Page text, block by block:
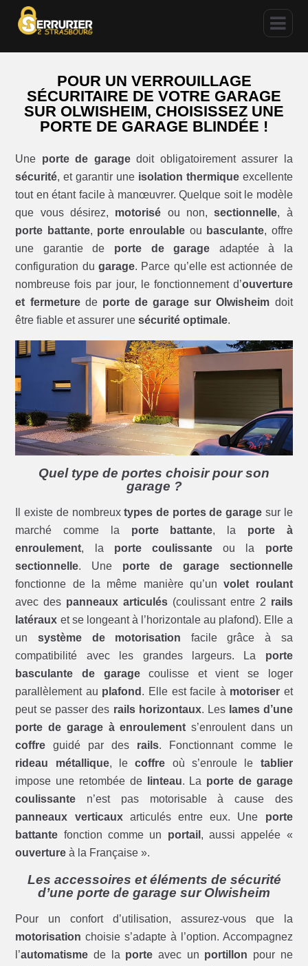
POUR UN VERROUILLAGE
SÉCURITAIRE DE VOTRE GARAGE
SUR OLWISHEIM, CHOISISSEZ UNE
PORTE DE GARAGE BLINDÉE !
Une porte de garagedoit obligatoirement assurer la
sécurité, et garantir une isolation thermiqueexcellente
tout en étant facile à manœuvrer. Quelque soit le modèle
que vous désirez, motorisé ou non,sectionnelle, à
porte battante, porte enroulable ou basculante, offre
une garantie de porte de garage adaptée à la
configuration dugarage. Parce qu’elle est actionnée de
nombreuse fois par jour, le fonctionnement d’ouverture
et fermeturede porte de garage sur Olwisheim doit
être fiable et assurer unesécurité optimale.
Quel type de portes choisir pour son
garage ?
Il existe de nombreuxtypes de portes de garage sur le
marché comme la porte battante, la porte à
enroulement, la porte coulissante ou la porte
sectionnelle. Une porte de garage sectionnelle
fonctionne de la même manière qu’unvolet roulant
avec des panneaux articulés (coulissant entre 2 rails
latéraux et se longeant à l’horizontale au plafond). Elle a
unsystème de motorisation facile grâce à sa
compatibilité avec les grandes largeurs. La porte
basculante de garagecoulisse et vient se loger
parallèlement au plafond . Elle est facile à motoriser et
peut se passer des rails horizontaux. Les lames d’une
porte de garage à enroulement s’enroulent dans un
coffre guidé par des rails. Fonctionnant comme le
rideau métallique, lecoffre où s’enroule le tablier
impose une retombée de
linteau. La porte de garage
coulissante n’est pas motorisable à cause des
panneaux verticauxarticulés entre eux. Une porte
battante fonction comme un portail , aussi appelée «
ouverture à la Française ».
Les accessoires et éléments de sécurité
d’une porte de garage sur Olwisheim
Pour un confort d’utilisation, assurez-vous que la
motorisation choisie s’adapte à l’option. Accompagnez
l’automatisme de la porte avec un portillon pour ne